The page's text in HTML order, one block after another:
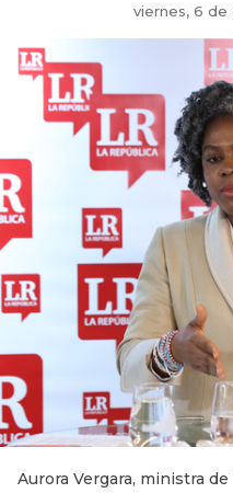
viernes, 6
Aurora Vergara, ministra